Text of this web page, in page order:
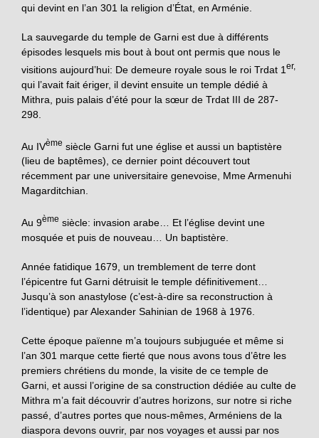
qui devint en l’an 301 la religion d’État, en Arménie.
La sauvegarde du temple de Garni est due à différents
épisodes lesquels mis bout à bout ont permis que nous le
visitions aujourd’hui: De demeure royale sous le roi Trdat 1 er,
qui l’avait fait ériger, il devint ensuite un temple dédié à
Mithra, puis palais d’été pour la sœur de Trdat III de 287-
298.
Au IVème siècle Garni fut une église et aussi un baptistère
(lieu de baptêmes), ce dernier point découvert tout
récemment par une universitaire genevoise, Mme Armenuhi
Magarditchian.
Au 9ème siècle: invasion arabe… Et l’église devint une
mosquée et puis de nouveau… Un baptistère.
Année fatidique 1679, un tremblement de terre dont
l’épicentre fut Garni détruisit le temple définitivement…
Jusqu’à son anastylose (c’est-à-dire sa reconstruction à
l’identique) par Alexander Sahinian de 1968 à 1976.
Cette époque païenne m’a toujours subjuguée et même si
l’an 301 marque cette fierté que nous avons tous d’être les
premiers chrétiens du monde, la visite de ce temple de
Garni, et aussi l’origine de sa construction dédiée au culte de
Mithra m’a fait découvrir d’autres horizons, sur notre si riche
passé, d’autres portes que nous-mêmes, Arméniens de la
diaspora devons ouvrir, par nos voyages et aussi par nos